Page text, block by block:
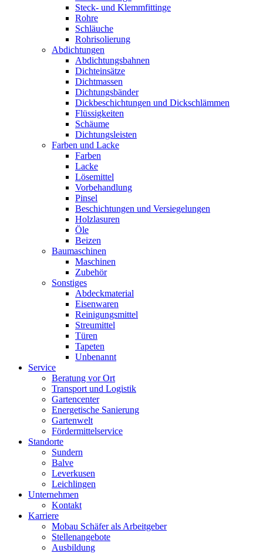
Steck- und Klemmfittinge
Rohre
Schläuche
Rohrisolierung
Abdichtungen
Abdichtungsbahnen
Dichteinsätze
Dichtmassen
Dichtungsbänder
Dickbeschichtungen und Dickschlämmen
Flüssigkeiten
Schäume
Dichtungsleisten
Farben und Lacke
Farben
Lacke
Lösemittel
Vorbehandlung
Pinsel
Beschichtungen und Versiegelungen
Holzlasuren
Öle
Beizen
Baumaschinen
Maschinen
Zubehör
Sonstiges
Abdeckmaterial
Eisenwaren
Reinigungsmittel
Streumittel
Türen
Tapeten
Unbenannt
Service
Beratung vor Ort
Transport und Logistik
Gartencenter
Energetische Sanierung
Gartenwelt
Fördermittelservice
Standorte
Sundern
Balve
Leverkusen
Leichlingen
Unternehmen
Kontakt
Karriere
Mobau Schäfer als Arbeitgeber
Stellenangebote
Ausbildung